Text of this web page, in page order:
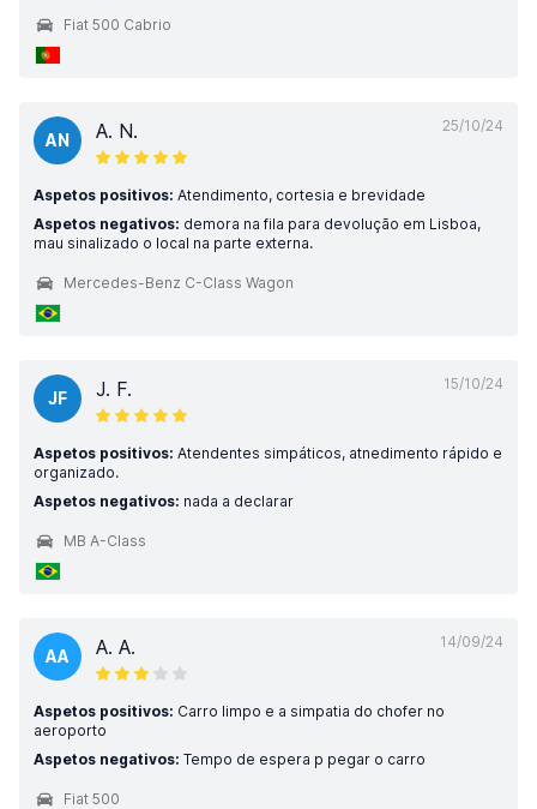
Fiat 500 Cabrio
25/10/24
AN A. N.
Aspetos positivos: Atendimento, cortesia e brevidade
Aspetos negativos: demora na fila para devolução em Lisboa,
mau sinalizado o local na parte externa.
Mercedes-Benz C-Class Wagon
15/10/24
JF J. F.
Aspetos positivos: Atendentes simpáticos, atnedimento rápido e
organizado.
Aspetos negativos: nada a declarar
MB A-Class
14/09/24
AA A. A.
Aspetos positivos: Carro limpo e a simpatia do chofer no
aeroporto
Aspetos negativos: Tempo de espera p pegar o carro
Fiat 500